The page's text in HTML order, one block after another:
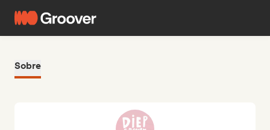
Sobre